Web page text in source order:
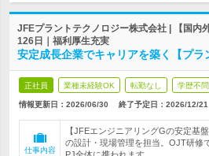
JFEプラントテクノロジー株式会社 | 【国内
126日｜福利厚生充実
安定成長企業でキャリアを築く【プラ
正社員 業種未経験OK 転勤なし 学歴不問
情報更新日：2026/06/30 終了予定日： 2026/12/21
仕事内容
【JFEエンジニアリングGの安定基
の設計・現場管理を担当。OJT研修